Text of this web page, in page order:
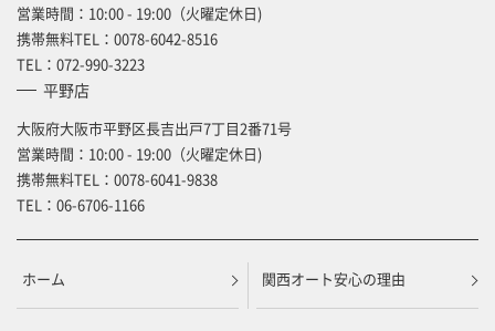
営業時間：10:00 - 19:00（火曜定休日)
携帯無料TEL： 0078-6042-8516
TEL： 072-990-3223
平野店
大阪府大阪市平野区長吉出戸7丁目2番71号
営業時間：10:00 - 19:00（火曜定休日)
携帯無料TEL： 0078-6041-9838
TEL： 06-6706-1166
ホーム 関西オート安心の理由